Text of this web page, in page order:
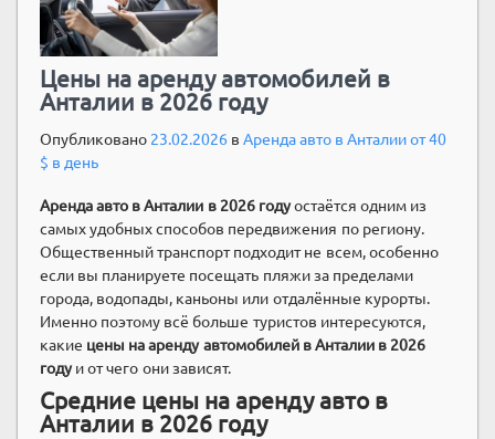
Цены на аренду автомобилей в
Анталии в 2026 году
Опубликовано 23.02.2026 в Аренда авто в Анталии от 40
$ в день
Аренда авто в Анталии в 2026 годуостаётся одним из
самых удобных способов передвижения по региону.
Общественный транспорт подходит не всем, особенно
если вы планируете посещать пляжи за пределами
города, водопады, каньоны или отдалённые курорты.
Именно поэтому всё больше туристов интересуются,
какие цены на аренду автомобилей в Анталии в 2026
годуи от чего они зависят.
Средние цены на аренду авто в
Анталии в 2026 году